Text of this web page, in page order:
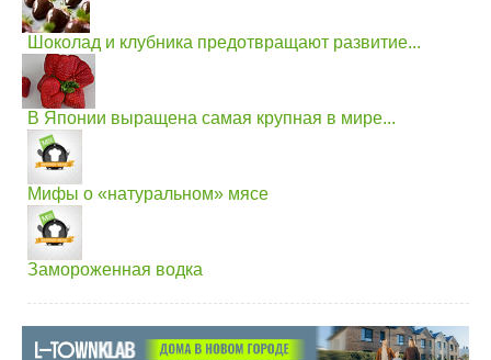
Шоколад и клубника предотвращают развитие...
В Японии выращена самая крупная в мире...
Мифы о «натуральном» мясе
Замороженная водка